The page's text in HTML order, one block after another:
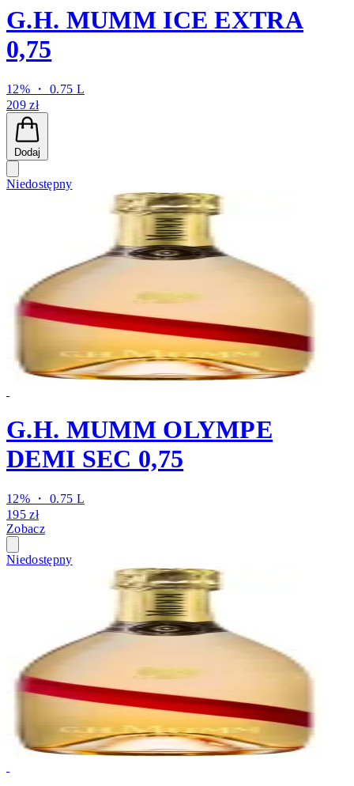
G.H. MUMM ICE EXTRA
0,75
12% ・ 0.75 L
209 zł
Dodaj
Niedostępny
G.H. MUMM OLYMPE
DEMI SEC 0,75
12% ・ 0.75 L
195 zł
Zobacz
Niedostępny